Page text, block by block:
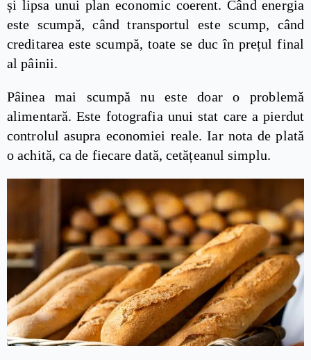
și lipsa unui plan economic coerent. Când energia
este scumpă, când transportul este scump, când
creditarea este scumpă, toate se duc în prețul final
al pâinii.
Pâinea mai scumpă nu este doar o problemă
alimentară. Este fotografia unui stat care a pierdut
controlul asupra economiei reale. Iar nota de plată
o achită, ca de fiecare dată, cetățeanul simplu.